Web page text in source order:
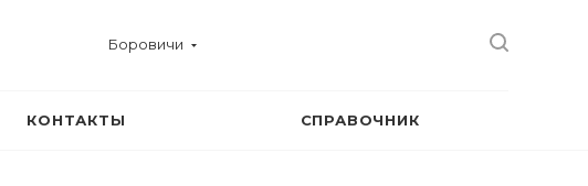
Боровичи
КОНТАКТЫ СПРАВОЧНИК